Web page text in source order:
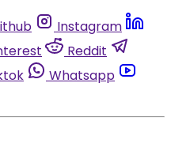
Instagram
Reddit
Whatsapp